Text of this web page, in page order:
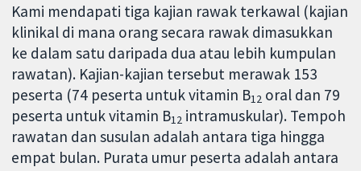
Kami mendapati tiga kajian rawak terkawal (kajian
klinikal di mana orang secara rawak dimasukkan
ke dalam satu daripada dua atau lebih kumpulan
rawatan). Kajian-kajian tersebut merawak 153
peserta (74 peserta untuk vitamin B12 oral dan 79
peserta untuk vitamin B12 intramuskular). Tempoh
rawatan dan susulan adalah antara tiga hingga
empat bulan. Purata umur peserta adalah antara